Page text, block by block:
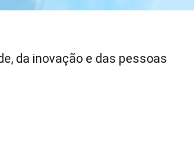
da inovação e das pessoas